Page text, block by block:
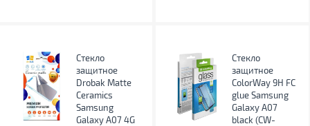
Стекло
защитное
Drobak Matte
Ceramics
Samsung
Galaxy A07 4G
Стекло
защитное
ColorWay 9H FC
glue Samsung
Galaxy A07
black (CW-